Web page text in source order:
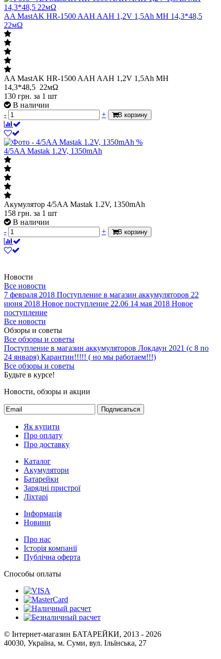
AA MastAK HR-1500 AAH AAH 1,2V 1,5Ah MH 14,3*48,5
22мΩ
AA MastAK HR-1500 AAH AAH 1,2V 1,5Ah MH
14,3*48,5 22мΩ
130 грн. за 1 шт
В наличии
-
+ В корзину
%
4/5AA Mastak 1.2V, 1350mAh
Акумулятор 4/5AA Mastak 1.2V, 1350mAh
158 грн. за 1 шт
В наличии
-
+ В корзину
Новости
Все новости
7 февраля 2018 Поступление в магазин аккумуляторов 22
июня 2018 Новое поступление 22.06 14 мая 2018 Новое
поступление
Все новости
Обзоры и советы
Все обзоры и советы
Поступление в магазин аккумуляторов Локдаун 2021 (с 8 по
24 января) Карантин!!!!! ( но мы работаем!!!)
Все обзоры и советы
Будьте в курсе!
Новости, обзоры и акции
Подписаться
Як купити
Про оплату
Про доставку
Каталог
Акумулятори
Батарейки
Зарядні пристрої
Ліхтарі
Інформація
Новини
Про нас
Історія компанії
Публічна оферта
Способы оплаты
© Інтернет-магазин БАТАРЕЙКИ, 2013 - 2026
40030, Україна, м. Суми, вул. Ільїнська, 27